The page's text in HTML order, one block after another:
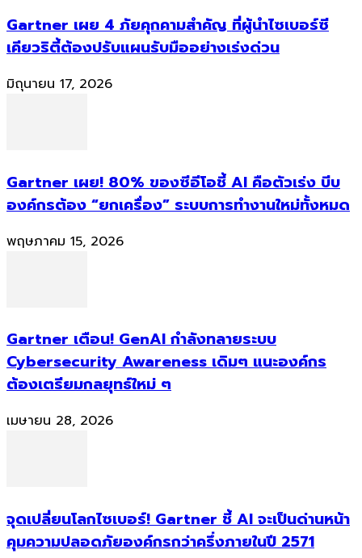
Gartner เผย 4 ภัยคุกคามสำคัญ ที่ผู้นำไซเบอร์ซี
เคียวริตี้ต้องปรับแผนรับมืออย่างเร่งด่วน
มิถุนายน 17, 2026
Gartner เผย! 80% ของซีอีโอชี้ AI คือตัวเร่ง บีบ
องค์กรต้อง “ยกเครื่อง” ระบบการทำงานใหม่ทั้งหมด
พฤษภาคม 15, 2026
Gartner เตือน! GenAI กำลังทลายระบบ
Cybersecurity Awareness เดิมๆ แนะองค์กร
ต้องเตรียมกลยุทธ์ใหม่ ๆ
เมษายน 28, 2026
จุดเปลี่ยนโลกไซเบอร์! Gartner ชี้ AI จะเป็นด่านหน้า
คุมความปลอดภัยองค์กรกว่าครึ่งภายในปี 2571